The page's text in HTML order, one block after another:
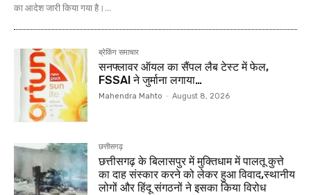
का आदेश जारी किया गया है।...
ब्रेकिंग समाचार
सनफ्लावर ऑयल का सैंपल लैब टेस्ट में फेल,
FSSAI ने जुर्माना लगाया…
Mahendra Mahto - August 8, 2026
छत्तीसगढ़
छत्तीसगढ़ के बिलासपुर में मुक्तिधाम में पालतू कुत्ते
का दाह संस्कार करने को लेकर हुआ विवाद,स्थानीय
लोगों और हिंदू संगठनों ने इसका किया विरोध